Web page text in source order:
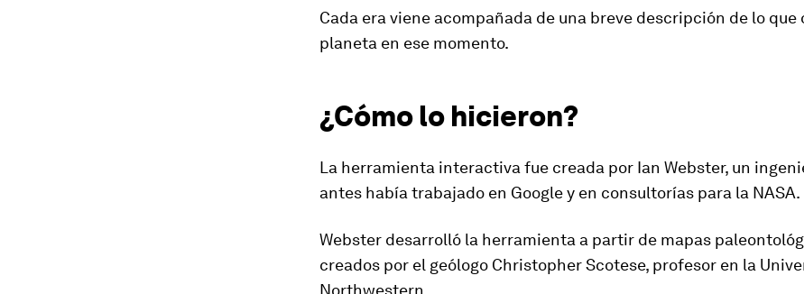
Cada era viene acompañada de una breve descripción de lo que
planeta en ese momento.
¿Cómo lo hicieron?
La herramienta interactiva fue creada por Ian Webster, un
antes había trabajado en Google y en consultorías para la NASA.
Webster desarrolló la herramienta a partir de mapas
creados por el geólogo Christopher Scotese, profesor en la
Northwestern.